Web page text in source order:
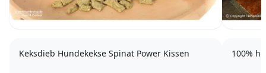
Keksdieb Hundekekse Spinat Power Kissen 100%